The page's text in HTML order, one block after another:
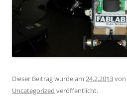
Dieser Beitrag wurde am 24.2.2013von
Uncategorized veröffentlicht.